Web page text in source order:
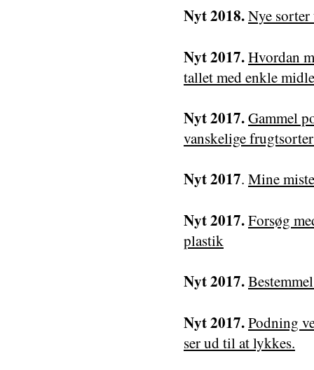
Nyt 2018.Nye
Nyt 2017.Hvordan
tallet med enkle
Nyt 2017.Gammel
vanskelige
Nyt 2017. Mine
Nyt 2017.Forsøg
plastik
Nyt 2017.
Nyt 2017.Podning
ser ud til at lykkes.